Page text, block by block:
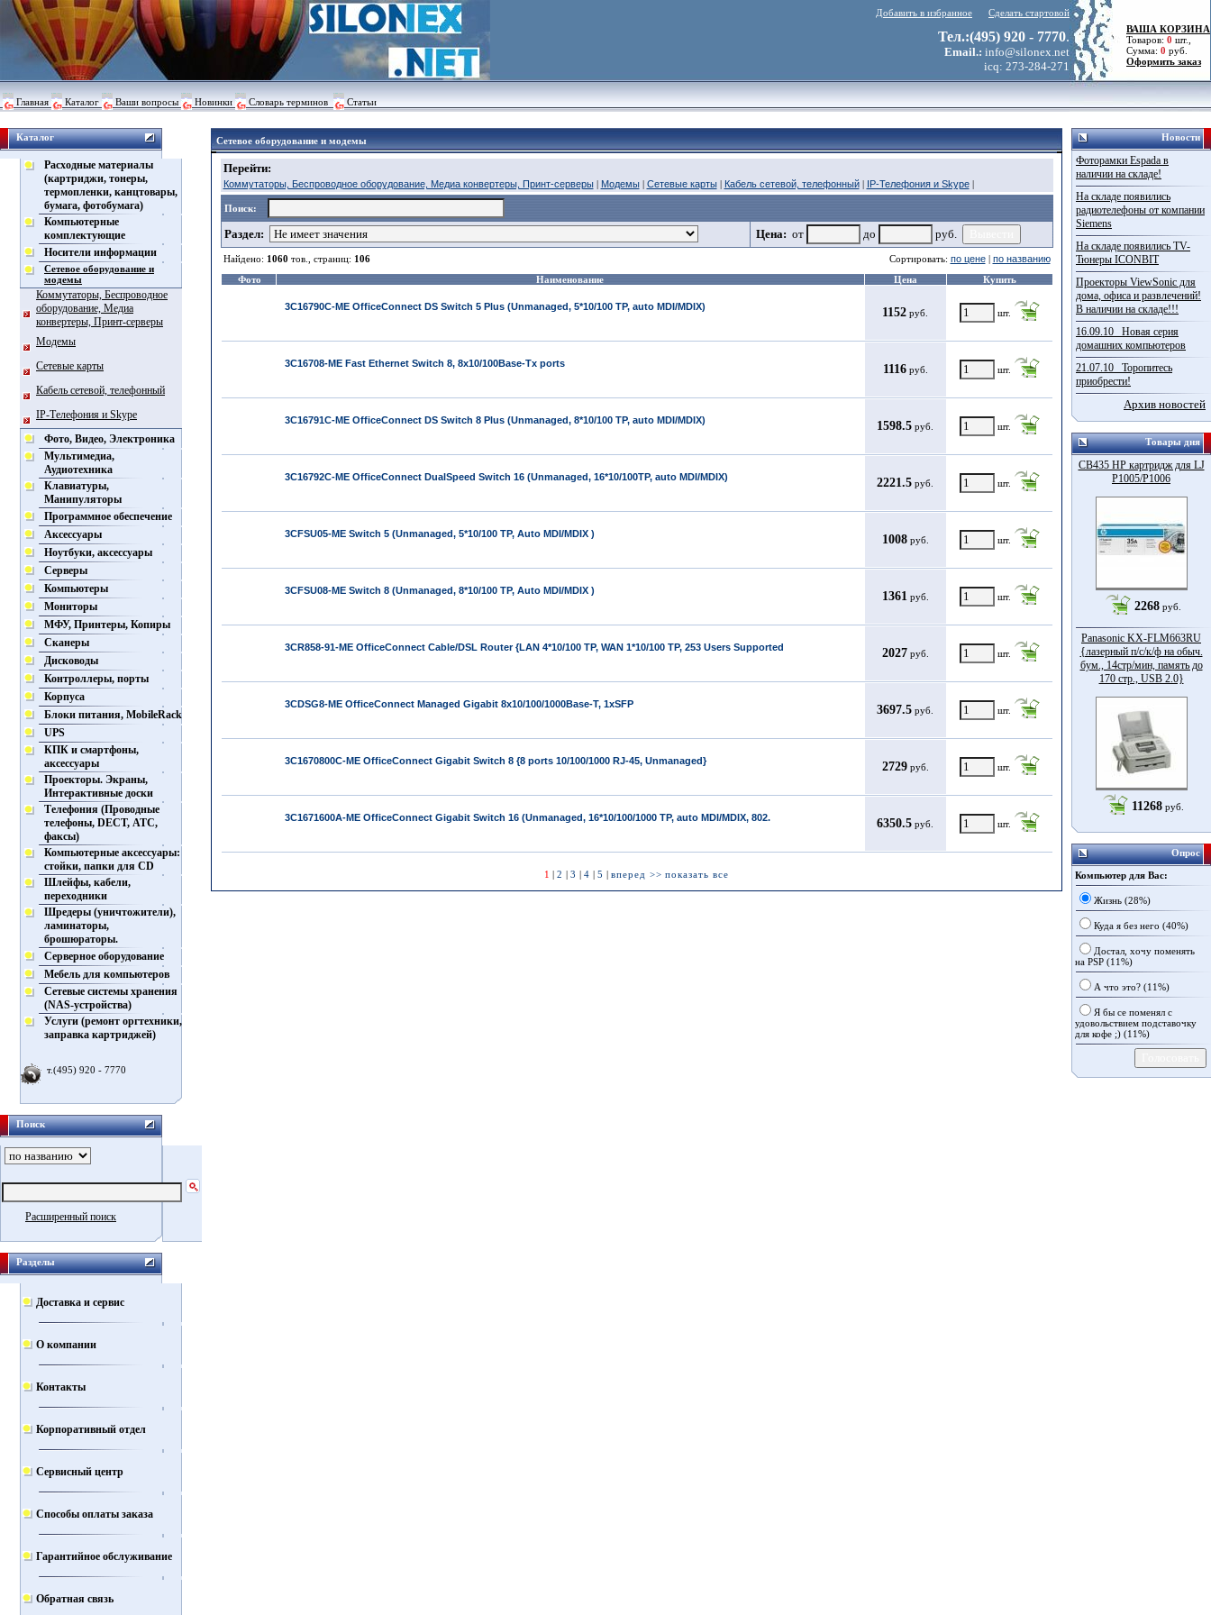
Добавить в избранное Сделать стартовой
Тел.:(495) 920 - 7770.
Email.: info@silonex.net
icq: 273-284-271
Главная Каталог Ваши вопросы Новинки Словарь терминов Статьи
ВАША КОРЗИНА
Товаров: 0 шт.,
Сумма: 0 руб.
Оформить заказ
Каталог
Расходные материалы
(картриджи, тонеры,
термопленки, канцтовары,
бумага, фотобумага)
Компьютерные
комплектующие
Носители информации
Сетевое оборудование и
модемы
Коммутаторы, Беспроводное
оборудование, Медиа
конвертеры, Принт-серверы
Модемы
Сетевые карты
Кабель сетевой, телефонный
IP-Телефония и Skype
Фото, Видео, Электроника
Мультимедиа,
Аудиотехника
Клавиатуры,
Манипуляторы
Программное обеспечение
Аксессуары
Ноутбуки, аксессуары
Серверы
Компьютеры
Мониторы
МФУ, Принтеры, Копиры
Сканеры
Дисководы
Контроллеры, порты
Корпуса
Блоки питания, MobileRack
UPS
КПК и смартфоны,
аксессуары
Проекторы. Экраны,
Интерактивные доски
Телефония (Проводные
телефоны, DECT, АТС,
факсы)
Компьютерные аксессуары:
стойки, папки для CD
Шлейфы, кабели,
переходники
Шредеры (уничтожители),
ламинаторы,
брошюраторы.
Серверное оборудование
Мебель для компьютеров
Сетевые системы хранения
(NAS-устройства)
Услуги (ремонт оргтехники,
заправка картриджей)
т.(495) 920 - 7770
Поиск
Расширенный поиск
Разделы
Доставка и сервис
О компании
Контакты
Корпоративный отдел
Сервисный центр
Способы оплаты заказа
Гарантийное обслуживание
Обратная связь
Сетевое оборудование и модемы
Перейти:
Коммутаторы, Беспроводное оборудование, Медиа конвертеры, Принт-серверы| Модемы| Сетевые карты| Кабель сетевой, телефонный| IP-Телефония и Skype|
Поиск:
Раздел: Цена: от до руб.
Найдено: 1060 тов., страниц: 106 Сортировать: по цене| по названию
Фото
Наименование Цена Купить
3C16790C-ME OfficeConnect DS Switch 5 Plus (Unmanaged, 5*10/100 TP, auto MDI/MDIX) 1152 руб. шт.
3C16708-ME Fast Ethernet Switch 8, 8x10/100Base-Tx ports 1116 руб. шт.
3C16791C-ME OfficeConnect DS Switch 8 Plus (Unmanaged, 8*10/100 TP, auto MDI/MDIX) 1598.5 руб. шт.
3C16792C-ME OfficeConnect DualSpeed Switch 16 (Unmanaged, 16*10/100TP, auto MDI/MDIX) 2221.5 руб. шт.
3CFSU05-ME Switch 5 (Unmanaged, 5*10/100 TP, Auto MDI/MDIX ) 1008 руб. шт.
3CFSU08-ME Switch 8 (Unmanaged, 8*10/100 TP, Auto MDI/MDIX ) 1361 руб. шт.
3CR858-91-ME OfficeConnect Cable/DSL Router {LAN 4*10/100 TP, WAN 1*10/100 TP, 253 Users Supported 2027 руб. шт.
3CDSG8-ME OfficeConnect Managed Gigabit 8x10/100/1000Base-T, 1xSFP 3697.5 руб. шт.
3C1670800C-ME OfficeConnect Gigabit Switch 8 {8 ports 10/100/1000 RJ-45, Unmanaged} 2729 руб. шт.
3C1671600A-ME OfficeConnect Gigabit Switch 16 (Unmanaged, 16*10/100/1000 TP, auto MDI/MDIX, 802. 6350.5 руб. шт.
1 | 2 | 3 | 4 | 5 | вперед >> показать все
Новости
Фоторамки Espada в
наличии на складе!
На складе появились
радиотелефоны от компании
Siemens
На складе появились TV-
Тюнеры ICONBIT
Проекторы ViewSonic для
дома, офиса и развлечений!
В наличии на складе!!!
16.09.10 Новая серия
домашних компьютеров
21.07.10 Торопитесь
приобрести!
Архив новостей
Товары дня
CB435 HP картридж для LJ
P1005/P1006
2268 руб.
Panasonic KX-FLM663RU
{лазерный п/с/к/ф на обыч.
бум., 14стр/мин, память до
170 стр., USB 2.0}
11268 руб.
Опрос
Компьютер для Вас:
Жизнь (28%)
Куда я без него (40%)
Достал, хочу поменять
на PSP (11%)
А что это? (11%)
Я бы се поменял с
удовольствием подставочку
для кофе ;) (11%)